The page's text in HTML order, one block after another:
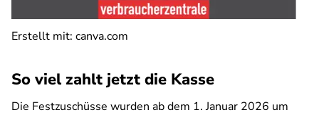
Erstellt mit: canva.com
So viel zahlt jetzt die Kasse
Die Festzuschüsse wurden ab dem 1. Januar 2026 um